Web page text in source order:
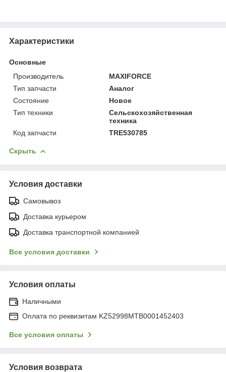
Характеристики
Основные
Производитель
MAXIFORCE
Тип запчасти
Аналог
Состояние
Новое
Тип техники
Сельскохозяйственная
техника
Код запчасти
TRE530785
Скрыть
Условия доставки
Самовывоз
Доставка курьером
Доставка транспортной компанией
Все условия доставки
Условия оплаты
Наличными
Оплата по реквизитам KZ52998MTB0001452403
Все условия оплаты
Условия возврата